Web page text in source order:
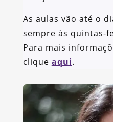
As aulas vão até o
sempre às quintas-
Para mais
clique aqui.